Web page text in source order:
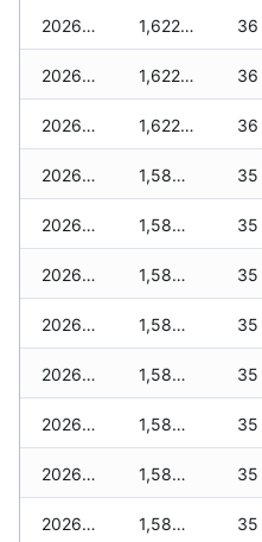
2026-06-13 1,622 zł 36
2026-06-12 1,622 zł 36
2026-06-11 1,622 zł 36
2026-06-10 1,587 zł 35
2026-06-09 1,587 zł 35
2026-06-07 1,587 zł 35
2026-06-06 1,587 zł 35
2026-06-05 1,587 zł 35
2026-06-04 1,587 zł 35
2026-06-03 1,587 zł 35
2026-06-02 1,587 zł 35